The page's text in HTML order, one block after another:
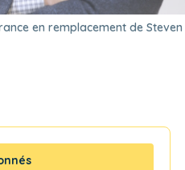
en remplacement de Steven